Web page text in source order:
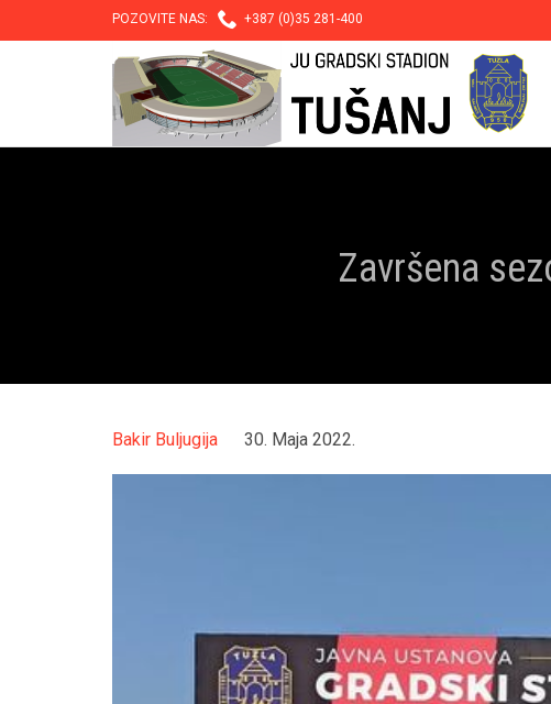
POZOVITE NAS:  +387 (0)35 281-400
Završena
Bakir Buljugija 30. Maja 2022.